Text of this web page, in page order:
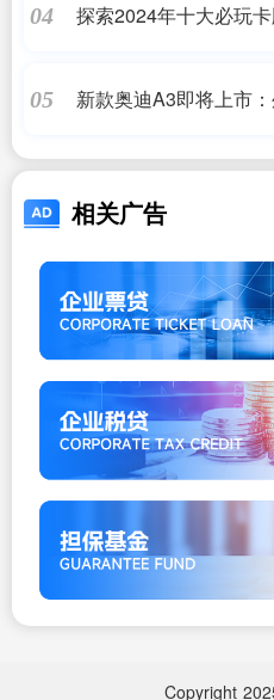
04
探索2024年十大必玩
05
新款奥迪A3即将上市
相关广告
Copyright